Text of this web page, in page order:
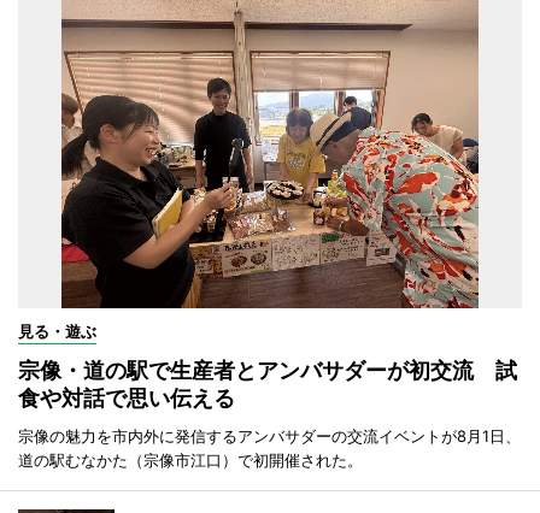
見る・遊ぶ
宗像・道の駅で生産者とアンバサダーが初交流 試
食や対話で思い伝える
宗像の魅力を市内外に発信するアンバサダーの交流イベントが8月1日、
道の駅むなかた（宗像市江口）で初開催された。